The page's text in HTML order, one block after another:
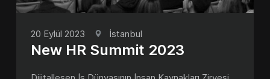
20 Eylül 2023 İstanbul
New HR Summit 2023